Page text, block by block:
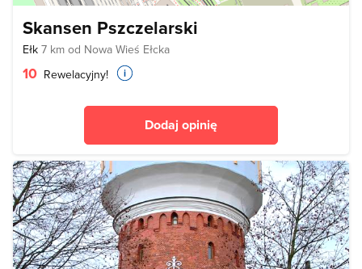
Skansen Pszczelarski
Ełk 7 km od Nowa Wieś Ełcka
10 Rewelacyjny!
Dodaj opinię